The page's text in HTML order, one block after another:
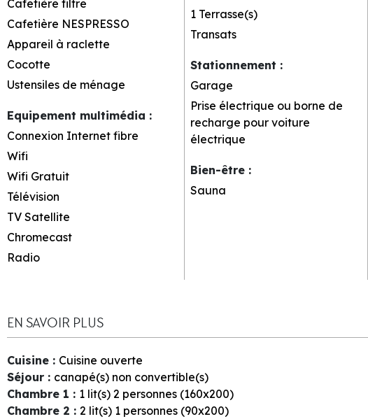
Cafetière filtre
Cafetière NESPRESSO
Appareil à raclette
Cocotte
Ustensiles de ménage
Equipement multimédia :
Connexion Internet fibre
Wifi
Wifi Gratuit
Télévision
TV Satellite
Chromecast
Radio
1 Terrasse(s)
Transats
Stationnement :
Garage
Prise électrique ou borne de
recharge pour voiture
électrique
Bien-être :
Sauna
EN SAVOIR PLUS
Cuisine : Cuisine ouverte
Séjour : canapé(s) non convertible(s)
Chambre 1 : 1 lit(s) 2 personnes (160x200)
Chambre 2 : 2 lit(s) 1 personnes (90x200)